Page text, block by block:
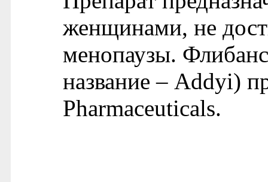
женщинами, не
менопаузы.
название – Addyi)
Pharmaceuticals.